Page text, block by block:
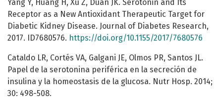
Yang Y, Huang H, Xu Z, Duan JK. Serotonin and Its
Receptor as a New Antioxidant Therapeutic Target for
Diabetic Kidney Disease. Journal of Diabetes Research,
2017. ID7680576. https://doi.org/10.1155/2017/7680576
Cataldo LR, Cortés VA, Galgani JE, Olmos PR, Santos JL.
Papel de la serotonina periférica en la secreción de
insulina y la homeostasis de la glucosa. Nutr Hosp. 2014;
30: 498-508.